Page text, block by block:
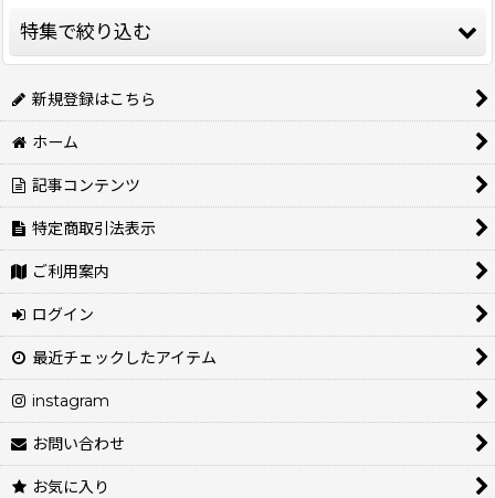
絞り込む
特集で絞り込む
★イヌクロオリジナルウェア★
💕クリスマス＆お正月準備フェア開催中💕
BRAND★DOG WEAR
ジェニーちゃんおすすめ💕
キャバ主総会👔
母の日フェア💕
防災フェア
SALE
新規登録はこちら
ホーム
記事コンテンツ
特定商取引法表示
ご利用案内
ログイン
最近チェックしたアイテム
instagram
お問い合わせ
お気に入り